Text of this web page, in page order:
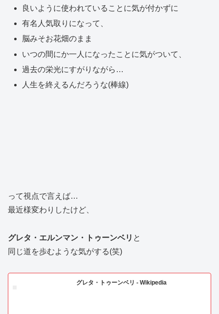
良いように使われていることに気が付かずに
有名人気取りになって、
脳みそお花畑のまま
いつの間にか一人になったことに気がついて、
過去の栄光にすがりながら…
人生を終えるんだろうな(棒線)
って視点で言えば…
最近様変わりしたけど、
グレタ・エルンマン・トゥーンベリ と
同じ道を歩むような気がする(笑)
グレタ・トゥーンベリ - Wikipedia